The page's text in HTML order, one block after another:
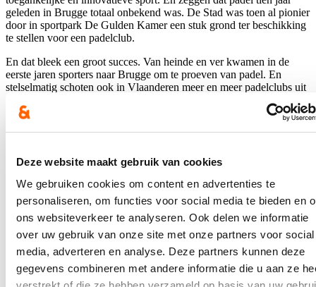
Deze website maakt gebruik van cookies
We gebruiken cookies om content en advertenties te
personaliseren, om functies voor social media te bieden en
ons websiteverkeer te analyseren. Ook delen we informatie
over uw gebruik van onze site met onze partners voor social
media, adverteren en analyse. Deze partners kunnen deze
gegevens combineren met andere informatie die u aan ze
geleden in Brugge totaal onbekend was. De Stad was toen al pionier
door in sportpark De Gulden Kamer een stuk grond ter beschikking
te stellen voor een padelclub.
En dat bleek een groot succes. Van heinde en ver kwamen in de
eerste jaren sporters naar Brugge om te proeven van padel. En
stelselmatig schoten ook in Vlaanderen meer en meer padelclubs uit
Meerdere tennisclubs in Brugge en andere Brugse deelgemeenten
legden intussen padelterreinen aan. Ze kennen allen een zeer hoge
bereikt. Daar is TC Sint-Michiels het levende bewijs van.
Dankzij deze uitbreiding naar Sint-Michiels tennis en padelclub
zullen er nog meer sportmogelijkheden zijn op de site van de
Xaverianen.
Nieuws
Plenaire vraag over de hervormingen van de